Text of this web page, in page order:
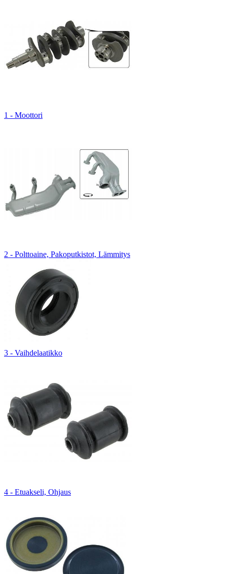
1 - Moottori
2 - Polttoaine, Pakoputkistot, Lämmitys
3 - Vaihdelaatikko
4 - Etuakseli, Ohjaus